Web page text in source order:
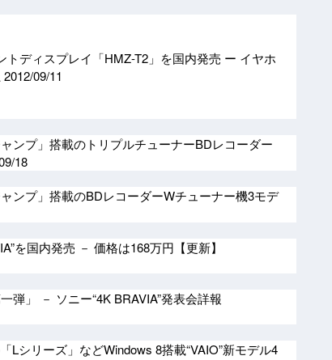
トディスプレイ「HMZ-T2」を国内発売 ー イヤホ
2012/09/11
ンプ」搭載のトリプルチューナーBDレコーダー
18
ンプ」搭載のBDレコーダーWチューナー機3モデ
を国内発売 － 価格は168万円【更新】
弾」 － ソニー“4K BRAVIA”発表会詳報
Lシリーズ」などWindows 8搭載“VAIO”新モデル4